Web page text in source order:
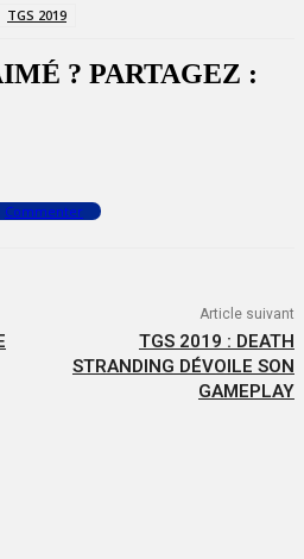
TGS 2019
? PARTAGEZ :
Commenter
Article suivant
TGS 2019 : DEATH
STRANDING DÉVOILE SON
GAMEPLAY